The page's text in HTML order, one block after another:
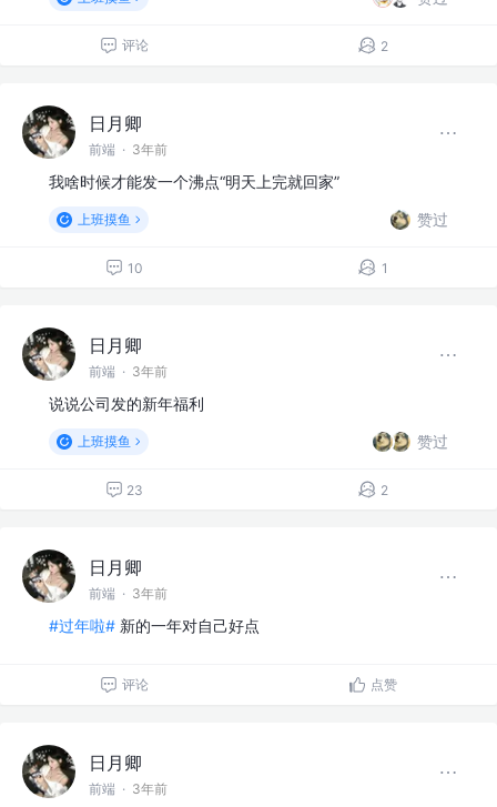
评论 2
日月卿
前端 · 3年前
我啥时候才能发一个沸点“明天上完就回家”
上班摸鱼 赞过
10 1
日月卿
前端 · 3年前
说说公司发的新年福利
上班摸鱼 赞过
23 2
日月卿
前端 · 3年前
#过年啦# 新的一年对自己好点
评论 点赞
日月卿
前端 · 3年前